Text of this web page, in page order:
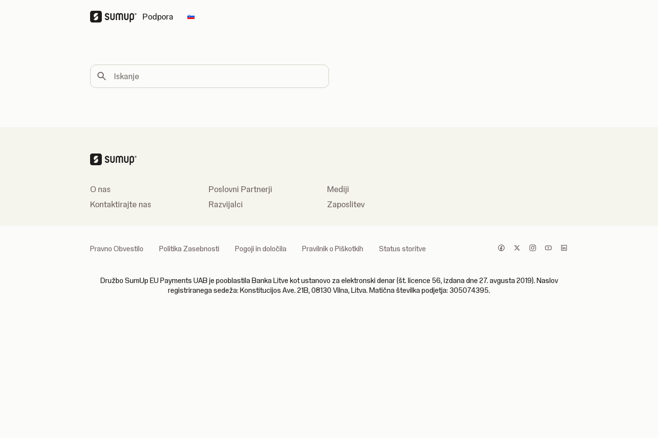
Podpora Change country
Iskanje
O nas
Kontaktirajte nas
Poslovni Partnerji
Razvijalci
Mediji
Zaposlitev
Pravno Obvestilo Politika Zasebnosti Pogoji in določila Pravilnik o Piškotkih Status storitve
Družbo SumUp EU Payments UAB je pooblastila Banka Litve kot ustanovo za elektronski denar (št. licence 56, izdana dne 27. avgusta 2019). Naslov
registriranega sedeža: Konstitucijos Ave. 21B, 08130 Vilna, Litva. Matična številka podjetja: 305074395.